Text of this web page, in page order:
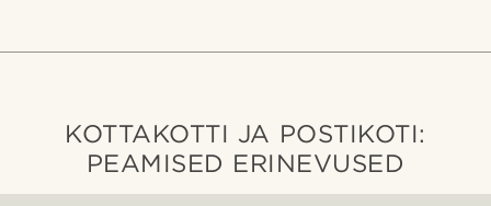
KOTTAKOTTI JA POSTIKOTI:
PEAMISED ERINEVUSED